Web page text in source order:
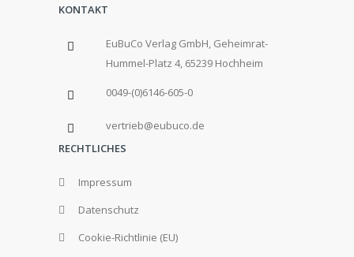
KONTAKT
EuBuCo Verlag GmbH, Geheimrat-
Hummel-Platz 4, 65239 Hochheim
0049-(0)6146-605-0
vertrieb@eubuco.de
RECHTLICHES
Impressum
Datenschutz
Cookie-Richtlinie (EU)